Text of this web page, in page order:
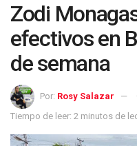
Zodi
efectivos en
de semana
Por: Rosy Salazar
Tiempo de leer: 2 minutos de